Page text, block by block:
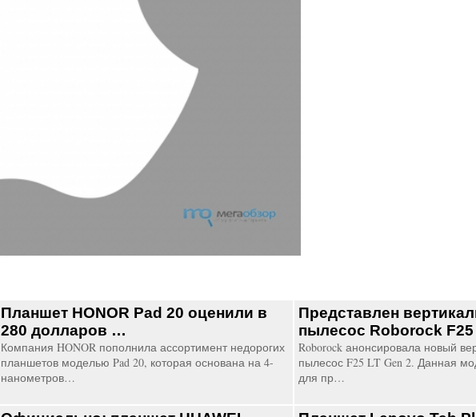
Планшет HONOR Pad 20 оценили в
280 долларов …
Компания HONOR пополнила ассортимент недорогих
планшетов моделью Pad 20, которая основана на 4-
нанометров…
Представлен
пылесос Roborock
Roborock анонсировала новый
пылесос F25 LT Gen 2. Данная
для пр…